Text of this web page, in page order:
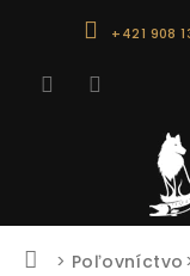
+421 908
Domov
Poľovníctvo